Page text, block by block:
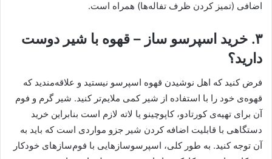
اضافی (تمیز کردن ظرف تفاله‌ها) همراه است.
۳. خرید اسپرسو ساز – قهوه با شیر دوست
دارید؟
فرض کنید که اهل نوشیدن قهوه اسپرسو نیستید و علاقه‌مندید که
قهوه‌ی خود را با استفاده از شیر کمی ملایم‌تر کنید. شیر گرم و فوم
آن برای تهیه‌ی کورتادو، کاپوچینو یا لاته لازم است بنابراین خرید
دستگاهی با قابلیت اضافه کردن شیر جزو مواردی است که باید به
آن توجه کنید. به طور کلی، اسپرسوسازهایی با فوم‌سازهای خودکار